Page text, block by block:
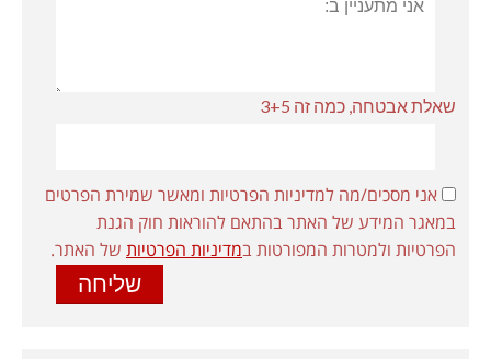
שאלת אבטחה, כמה זה 3+5
אני מסכים/מה למדיניות הפרטיות ומאשר שמירת הפרטים
במאגר המידע של האתר בהתאם להוראות חוק הגנת
הפרטיות ולמטרות המפורטות במדיניות הפרטיות של האתר.